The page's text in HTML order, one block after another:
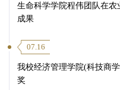
生命科学学院程伟团队在
成果
07.16
我校经济管理学院(科技商
奖